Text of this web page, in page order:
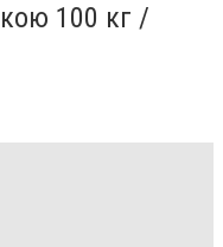
100 кг /